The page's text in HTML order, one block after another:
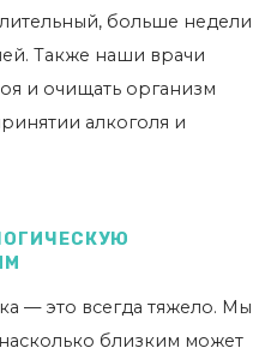
больше недели
Также наши врачи
и очищать организм
алкоголя и
— это всегда тяжело. Мы
близким может